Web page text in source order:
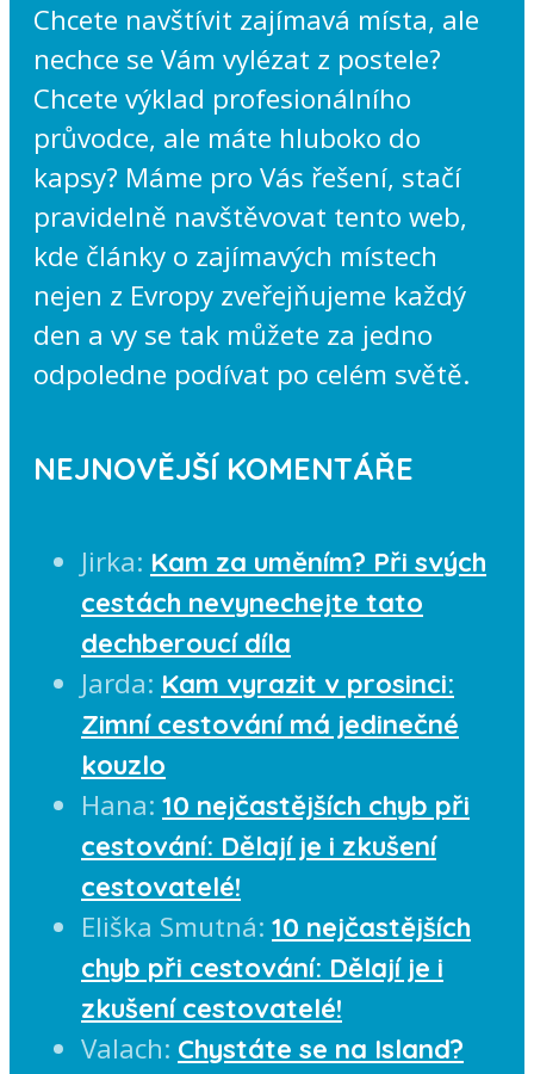
Chcete navštívit zajímavá místa, ale
nechce se Vám vylézat z postele?
Chcete výklad profesionálního
průvodce, ale máte hluboko do
kapsy? Máme pro Vás řešení, stačí
pravidelně navštěvovat tento web,
kde články o zajímavých místech
nejen z Evropy zveřejňujeme každý
den a vy se tak můžete za jedno
odpoledne podívat po celém světě.
NEJNOVĚJŠÍ KOMENTÁŘE
Jirka: Kam za uměním? Při svých
cestách nevynechejte tato
dechberoucí díla
Jarda: Kam vyrazit v prosinci:
Zimní cestování má jedinečné
kouzlo
Hana: 10 nejčastějších chyb při
cestování: Dělají je i zkušení
cestovatelé!
Eliška Smutná: 10 nejčastějších
chyb při cestování: Dělají je i
zkušení cestovatelé!
Valach: Chystáte se na Island?